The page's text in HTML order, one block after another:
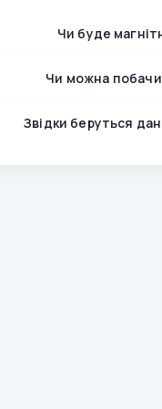
Чи буде
Чи можна
Звідки беруться